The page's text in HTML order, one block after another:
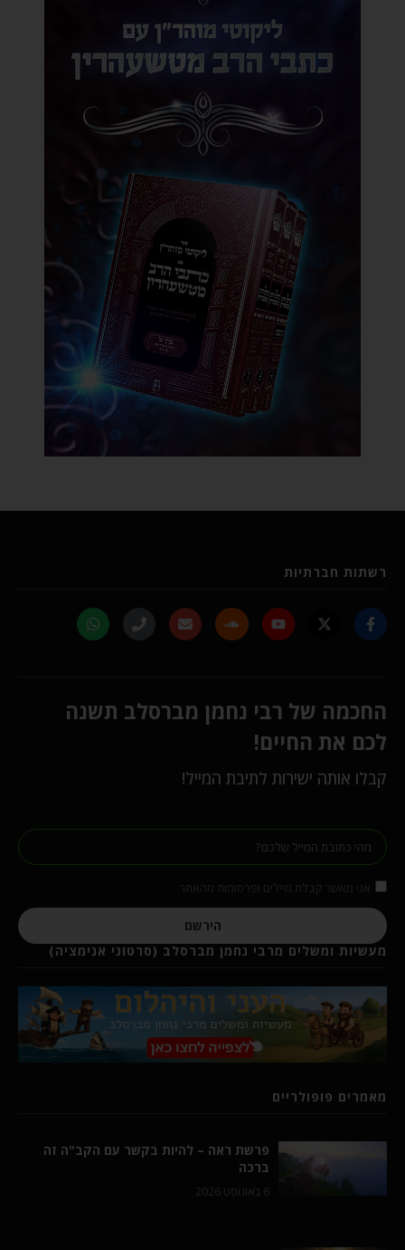
רשתות חברתיות
החכמה של רבי נחמן מברסלב תשנה
לכם את החיים!
קבלו אותה ישירות לתיבת המייל!
הירשם
מעשיות ומשלים מרבי נחמן מברסלב (סרטוני אנימציה)
מאמרים פופולריים
פרשת ראה – להיות בקשר עם הקב"ה זה
ברכה
6 באוגוסט 2026